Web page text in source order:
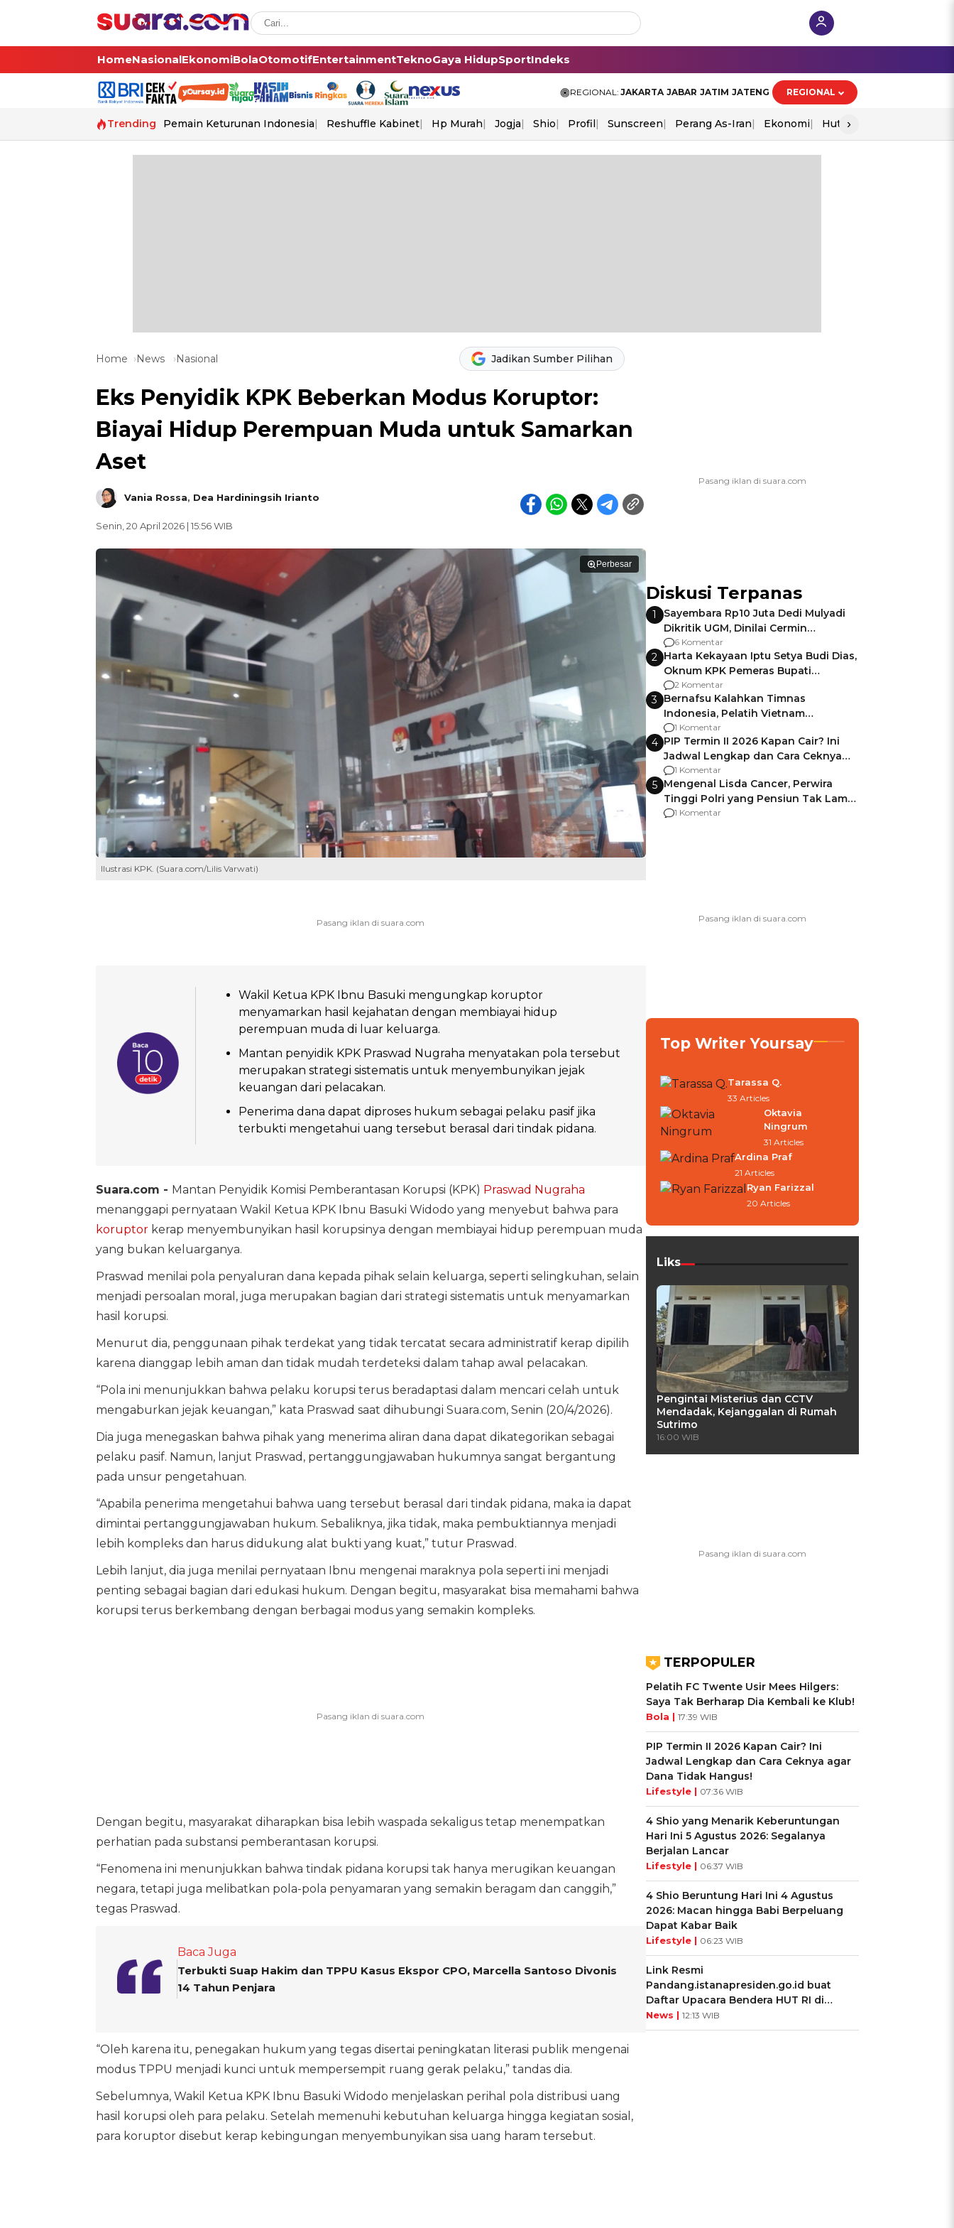
HomeNasionalEkonomiBolaOtomotifEntertainmentTeknoGaya HidupSportIndeks
REGIONAL: JAKARTA JABAR JATIM JATENG REGIONAL
Trending Pemain Keturunan Indonesia Reshuffle Kabinet Hp Murah Jogja Shio Profil Sunscreen Perang As-Iran Ekonomi Hut Ri
›
Home News Nasional Jadikan Sumber Pilihan
Eks Penyidik KPK Beberkan Modus Koruptor:
Biayai Hidup Perempuan Muda untuk Samarkan
Aset
Vania Rossa, Dea Hardiningsih Irianto
Senin, 20 April 2026 | 15:56 WIB
Perbesar
Ilustrasi KPK. (Suara.com/Lilis Varwati)
Wakil Ketua KPK Ibnu Basuki mengungkap koruptor
menyamarkan hasil kejahatan dengan membiayai hidup
perempuan muda di luar keluarga.
Mantan penyidik KPK Praswad Nugraha menyatakan pola tersebut
merupakan strategi sistematis untuk menyembunyikan jejak
keuangan dari pelacakan.
Penerima dana dapat diproses hukum sebagai pelaku pasif jika
terbukti mengetahui uang tersebut berasal dari tindak pidana.
Suara.com - Mantan Penyidik Komisi Pemberantasan Korupsi (KPK) Praswad Nugraha
menanggapi pernyataan Wakil Ketua KPK Ibnu Basuki Widodo yang menyebut bahwa para
koruptorkerap menyembunyikan hasil korupsinya dengan membiayai hidup perempuan muda
yang bukan keluarganya.
Praswad menilai pola penyaluran dana kepada pihak selain keluarga, seperti selingkuhan, selain
menjadi persoalan moral, juga merupakan bagian dari strategi sistematis untuk menyamarkan
hasil korupsi.
Menurut dia, penggunaan pihak terdekat yang tidak tercatat secara administratif kerap dipilih
karena dianggap lebih aman dan tidak mudah terdeteksi dalam tahap awal pelacakan.
“Pola ini menunjukkan bahwa pelaku korupsi terus beradaptasi dalam mencari celah untuk
mengaburkan jejak keuangan,” kata Praswad saat dihubungi Suara.com, Senin (20/4/2026).
Dia juga menegaskan bahwa pihak yang menerima aliran dana dapat dikategorikan sebagai
pelaku pasif. Namun, lanjut Praswad, pertanggungjawaban hukumnya sangat bergantung
pada unsur pengetahuan.
“Apabila penerima mengetahui bahwa uang tersebut berasal dari tindak pidana, maka ia dapat
dimintai pertanggungjawaban hukum. Sebaliknya, jika tidak, maka pembuktiannya menjadi
lebih kompleks dan harus didukung alat bukti yang kuat,” tutur Praswad.
Lebih lanjut, dia juga menilai pernyataan Ibnu mengenai maraknya pola seperti ini menjadi
penting sebagai bagian dari edukasi hukum. Dengan begitu, masyarakat bisa memahami bahwa
korupsi terus berkembang dengan berbagai modus yang semakin kompleks.
Dengan begitu, masyarakat diharapkan bisa lebih waspada sekaligus tetap menempatkan
perhatian pada substansi pemberantasan korupsi.
“Fenomena ini menunjukkan bahwa tindak pidana korupsi tak hanya merugikan keuangan
negara, tetapi juga melibatkan pola-pola penyamaran yang semakin beragam dan canggih,”
tegas Praswad.
Baca Juga
Terbukti Suap Hakim dan TPPU Kasus Ekspor CPO, Marcella Santoso Divonis
14 Tahun Penjara
“Oleh karena itu, penegakan hukum yang tegas disertai peningkatan literasi publik mengenai
modus TPPU menjadi kunci untuk mempersempit ruang gerak pelaku,” tandas dia.
Sebelumnya, Wakil Ketua KPK Ibnu Basuki Widodo menjelaskan perihal pola distribusi uang
hasil korupsi oleh para pelaku. Setelah memenuhi kebutuhan keluarga hingga kegiatan sosial,
para koruptor disebut kerap kebingungan menyembunyikan sisa uang haram tersebut.
Diskusi Terpanas
1
Sayembara Rp10 Juta Dedi Mulyadi
Dikritik UGM, Dinilai Cermin
Gagalnya Negara Jamin Keamanan
6 Komentar
2 Harta Kekayaan Iptu Setya Budi Dias,
Oknum KPK Pemeras Bupati
Pemalang
2 Komentar
3 Bernafsu Kalahkan Timnas
Indonesia, Pelatih Vietnam
Berencana Pakai Jimat di Pakansari
1 Komentar
4 PIP Termin II 2026 Kapan Cair? Ini
Jadwal Lengkap dan Cara Ceknya
agar Dana Tidak Hangus!
1 Komentar
5 Mengenal Lisda Cancer, Perwira
Tinggi Polri yang Pensiun Tak Lama
Usai Jadi Brigjen
1 Komentar
Top Writer Yoursay
Tarassa Q.
33 Articles
Oktavia
Ningrum
31 Articles
Ardina Praf
21 Articles
Ryan Farizzal
20 Articles
Liks
Pengintai Misterius dan CCTV
Mendadak, Kejanggalan di Rumah
Sutrimo
16:00 WIB
TERPOPULER
Pelatih FC Twente Usir Mees Hilgers:
Saya Tak Berharap Dia Kembali ke Klub!
Bola | 17:39 WIB
PIP Termin II 2026 Kapan Cair? Ini
Jadwal Lengkap dan Cara Ceknya agar
Dana Tidak Hangus!
Lifestyle | 07:36 WIB
4 Shio yang Menarik Keberuntungan
Hari Ini 5 Agustus 2026: Segalanya
Berjalan Lancar
Lifestyle | 06:37 WIB
4 Shio Beruntung Hari Ini 4 Agustus
2026: Macan hingga Babi Berpeluang
Dapat Kabar Baik
Lifestyle | 06:23 WIB
Link Resmi
Pandang.istanapresiden.go.id buat
Daftar Upacara Bendera HUT RI di
Istana Negara
News | 12:13 WIB